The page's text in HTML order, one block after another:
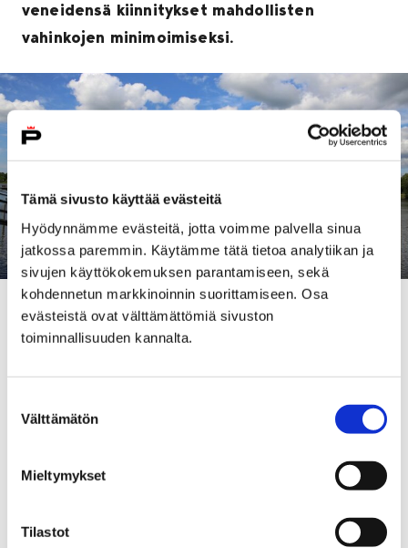
Tämä sivusto käyttää evästeitä
Hyödynnämme evästeitä, jotta voimme palvella sinua
jatkossa paremmin. Käytämme tätä tietoa analytiikan ja
sivujen käyttökokemuksen parantamiseen, sekä
kohdennetun markkinoinnin suorittamiseen. Osa
evästeistä ovat välttämättömiä sivuston
toiminnallisuuden kannalta.
valinta
Välttämätön
Mieltymykset
Tilastot
veneidensä kiinnitykset mahdollisten
vahinkojen minimoimiseksi.
– Kova tuulenpuuska nappaa huolimattomasti
kiinnitetyn veneen helposti mukaansa, ja
laiturissa oleville veneille, muistuttaa
kaupungilta.
kaupungin verkkosivuilta